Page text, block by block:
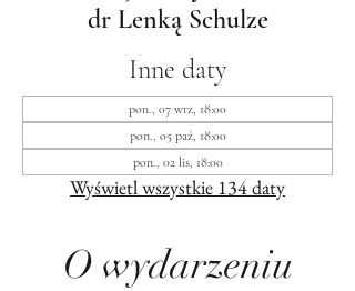
dr Lenką Schulze
Inne daty
pon., 07 wrz, 18:00
pon., 05 paź, 18:00
pon., 02 lis, 18:00
Wyświetl wszystkie 134 daty
O wydarzeniu